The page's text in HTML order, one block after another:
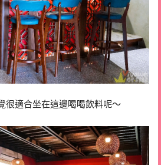
很適合坐在這邊喝喝飲料呢～